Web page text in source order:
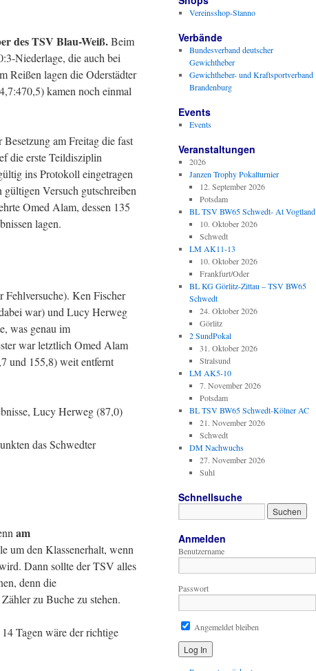
des TSV Blau-Weiß.Beim
Niederlage, die auch bei
Reißen lagen die Oderstädter
kamen noch einmal
am Freitag die fast
die erste Teildisziplin
ins Protokoll eingetragen
Versuch gutschreiben
Omed Alam, dessen 135
lagen.
Fehlversuche). Ken Fischer
war) und Lucy Herweg
was genau im
war letztlich Omed Alam
und 155,8) weit entfernt
Lucy Herweg (87,0)
das Schwedter
am
um den Klassenerhalt, wenn
Dann sollte der TSV alles
denn die
zu Buche zu stehen.
Tagen wäre der richtige
Vereinsshop-Stanno
Verbände
Bundesverband deutscher
Gewichtheber
Gewichtheber- und Kraftsportverband
Brandenburg
Events
Events
Veranstaltungen
2026
Janzen Trophy Pokalturnier
12. September 2026
Potsdam
BL TSV BW65 Schwedt- At Vogtland
10. Oktober 2026
Schwedt
LM AK11-13
10. Oktober 2026
Frankfurt/Oder
BL KG Görlitz-Zittau – TSV BW65
Schwedt
24. Oktober 2026
Görlitz
2 SundPokal
31. Oktober 2026
Stralsund
LM AK5-10
7. November 2026
Potsdam
BL TSV BW65 Schwedt-Kölner AC
21. November 2026
Schwedt
DM Nachwuchs
27. November 2026
Suhl
Schnellsuche
Anmelden
Benutzername
Passwort
Angemeldet bleiben